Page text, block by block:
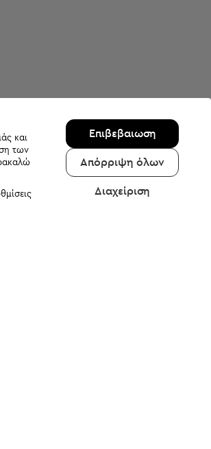
και
των
Επιβεβαιωση
Απόρριψη όλων
Διαχείριση